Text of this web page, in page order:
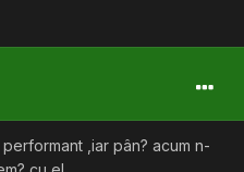
,iar pân? acum n-